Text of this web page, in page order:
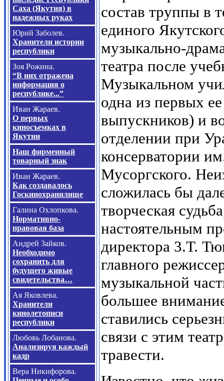
Саха (Якутия) в
надежных руках
Юрий Заболев.
Хранители истории
республики
Зоя Рожина.
“В них отражена
информация о
республике...”
Иван Жараев.
О первых
киносъемках в
Якутии
Наш фирменный
товарный знак
Иван Жараев.
Как создавалось
Госкинохранилище
Галина Охлопкова.
Нормативно-
правовая база
Андрей Зайков.
Необходимо
сохранить для
будущего живые
свидетельства…
Ая Яковлева.
Хранители
кинолетописи
республики
Любовь Лобанова.
Анализируя каждый
кадр
Вера Никифорова.
состав труппы в
единого
музыкально-
театра после
Музыкальном
одна из первых ее
выпускников) и
отделении при
консерватории
Мусоргского.
сложилась бы
творческая
настоятельным
директора 3.Т.
главного
музыкальной
большее
ставились
связи с этим
травести.